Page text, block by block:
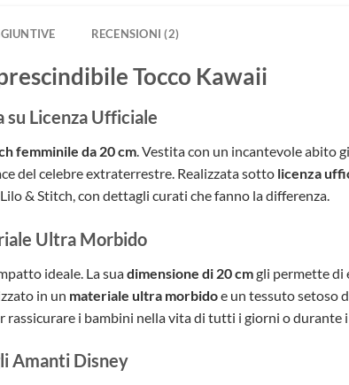
RECENSIONI (2)
Tocco Kawaii
su Licenza Ufficiale
femminile da 20 cm. Vestita con un incantevole abito
del celebre extraterrestre. Realizzata sotto licenza
& Stitch, con dettagli curati che fanno la differenza.
Ultra Morbido
ideale. La suadimensione di 20 cmgli permette di
in un materiale ultra morbidoe un tessuto setoso
i bambini nella vita di tutti i giorni o durante i
Amanti Disney